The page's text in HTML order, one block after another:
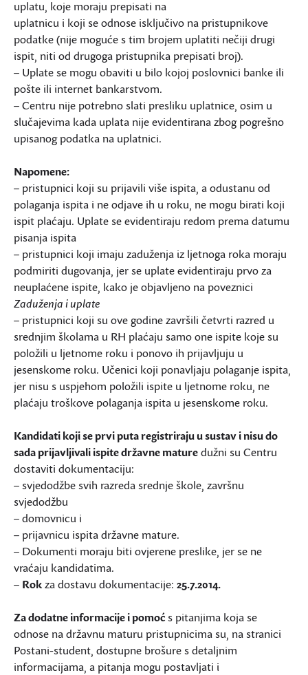
uplatu, koje moraju prepisati na
uplatnicu i koji se odnose isključivo na pristupnikove
podatke (nije moguće s tim brojem uplatiti nečiji drugi
ispit, niti od drugoga pristupnika prepisati broj).
– Uplate se mogu obaviti u bilo kojoj poslovnici banke ili
pošte ili internet bankarstvom.
– Centru nije potrebno slati presliku uplatnice, osim u
slučajevima kada uplata nije evidentirana zbog pogrešno
upisanog podatka na uplatnici.
Napomene:
– pristupnici koji su prijavili više ispita, a odustanu od
polaganja ispita i ne odjave ih u roku, ne mogu birati koji
ispit plaćaju. Uplate se evidentiraju redom prema datumu
pisanja ispita
– pristupnici koji imaju zaduženja iz ljetnoga roka moraju
podmiriti dugovanja, jer se uplate evidentiraju prvo za
neuplaćene ispite, kako je objavljeno na poveznici
Zaduženja i uplate
– pristupnici koji su ove godine završili četvrti razred u
srednjim školama u RH plaćaju samo one ispite koje su
položili u ljetnome roku i ponovo ih prijavljuju u
jesenskome roku. Učenici koji ponavljaju polaganje ispita,
jer nisu s uspjehom položili ispite u ljetnome roku, ne
plaćaju troškove polaganja ispita u jesenskome roku.
Kandidati koji se prvi puta registriraju u sustav i nisu do
sada prijavljivali ispite državne maturedužni su Centru
dostaviti dokumentaciju:
– svjedodžbe svih razreda srednje škole, završnu
svjedodžbu
– domovnicu i
– prijavnicu ispita državne mature.
– Dokumenti moraju biti ovjerene preslike, jer se ne
vraćaju kandidatima.
– Rokza dostavu dokumentacije: 25.7.2014.
Za dodatne informacije i pomoćs pitanjima koja se
odnose na državnu maturu pristupnicima su, na stranici
Postani-student, dostupne brošure s detaljnim
informacijama, a pitanja mogu postavljati i